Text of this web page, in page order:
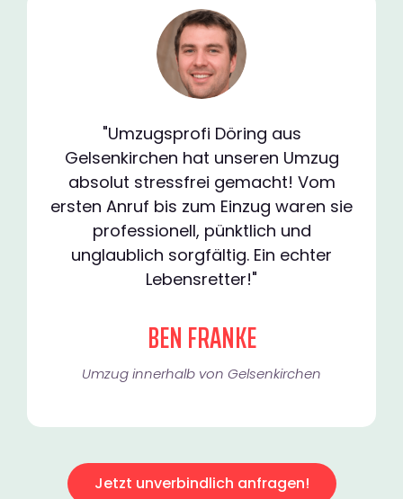
"Umzugsprofi Döring aus
Gelsenkirchen hat unseren Umzug
absolut stressfrei gemacht! Vom
ersten Anruf bis zum Einzug waren sie
professionell, pünktlich und
unglaublich sorgfältig. Ein echter
Lebensretter!"
BEN FRANKE
Umzug innerhalb von Gelsenkirchen​
Jetzt unverbindlich anfragen!